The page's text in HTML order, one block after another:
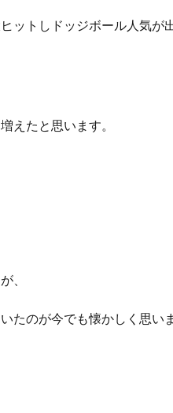
ットしドッジボール人気が
えたと思います。
、
たのが今でも懐かしく思いま